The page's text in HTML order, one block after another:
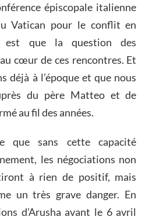
épiscopale italienne
Vatican pour le conflit en
est que la question des
cœur de ces rencontres. Et
déjà à l’époque et que nous
du père Matteo et de
au fil des années.
que sans cette capacité
les négociations non
à rien de positif, mais
un très grave danger. En
d’Arusha avant le 6 avril